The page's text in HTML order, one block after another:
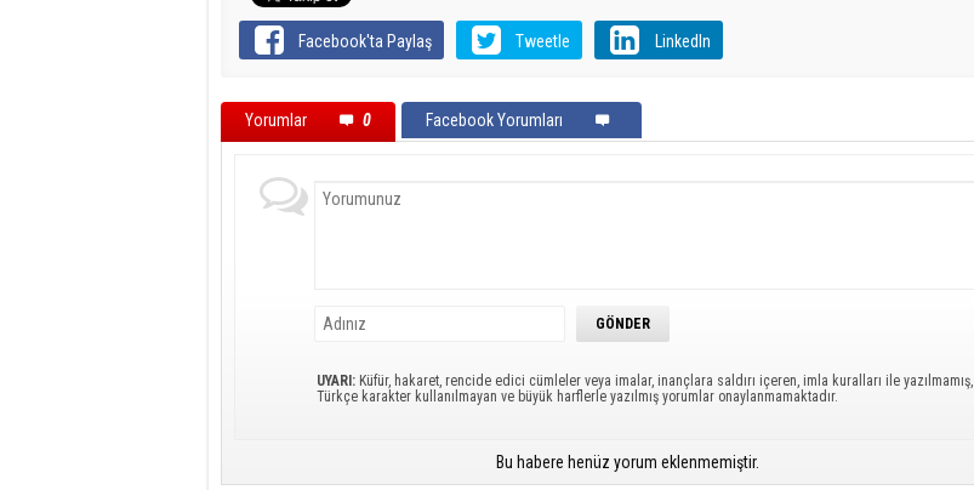
Facebook'ta Paylaş Tweetle LinkedIn
Yorumlar 0 Facebook Yorumları
UYARI: Küfür, hakaret, rencide edici cümleler veya imalar, inançlara saldırı içeren, imla kuralları ile yazılmamış,
Türkçe karakter kullanılmayan ve büyük harflerle yazılmış yorumlar onaylanmamaktadır.
Bu habere henüz yorum eklenmemiştir.